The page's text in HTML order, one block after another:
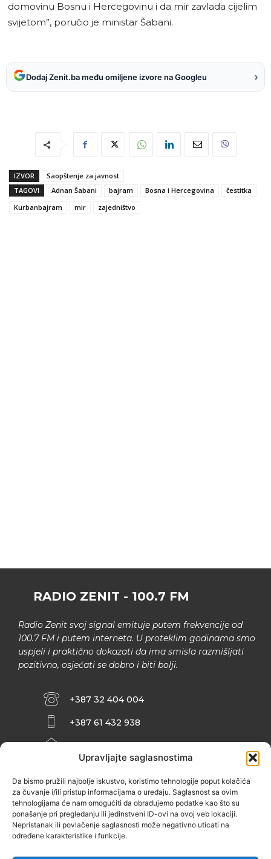
Upravljajte saglasnostima
Da bismo pružili najbolje iskustvo, koristimo tehnologije poput kolačića
za čuvanje i/ili pristup informacijama o uređaju. Saglasnost sa ovim
tehnologijama će nam omogućiti da obrađujemo podatke kao što su
ponašanje pri pregledanju ili jedinstveni ID-ovi na ovoj veb lokaciji.
Nepristanak ili povlačenje saglasnosti može negativno uticati na
određene karakteristike i funkcije.
domovinu Bosnu i Hercegovinu i da mir zavlada cijelim
svijetom”, poručio je ministar Šabani.
Dodaj Zenit.ba među omiljene izvore na Googleu ›
IZVOR
Saopštenje za javnost
TAGOVI
Adnan Šabani bajram Bosna i Hercegovina
čestitka
Kurbanbajram
mir zajedništvo
RADIO ZENIT - 100.7 FM
Radio Zenit svoj signal emituje putem frekvencije od
100.7 FM i putem interneta. U proteklim godinama smo
uspjeli i praktično dokazati da ima smisla razmišljati
pozitivno, osjećati se dobro i biti bolji.
+387 32 404 004
+387 61 432 938
ZENIČANKA, 3. SPRAT), 72000 ZENICA